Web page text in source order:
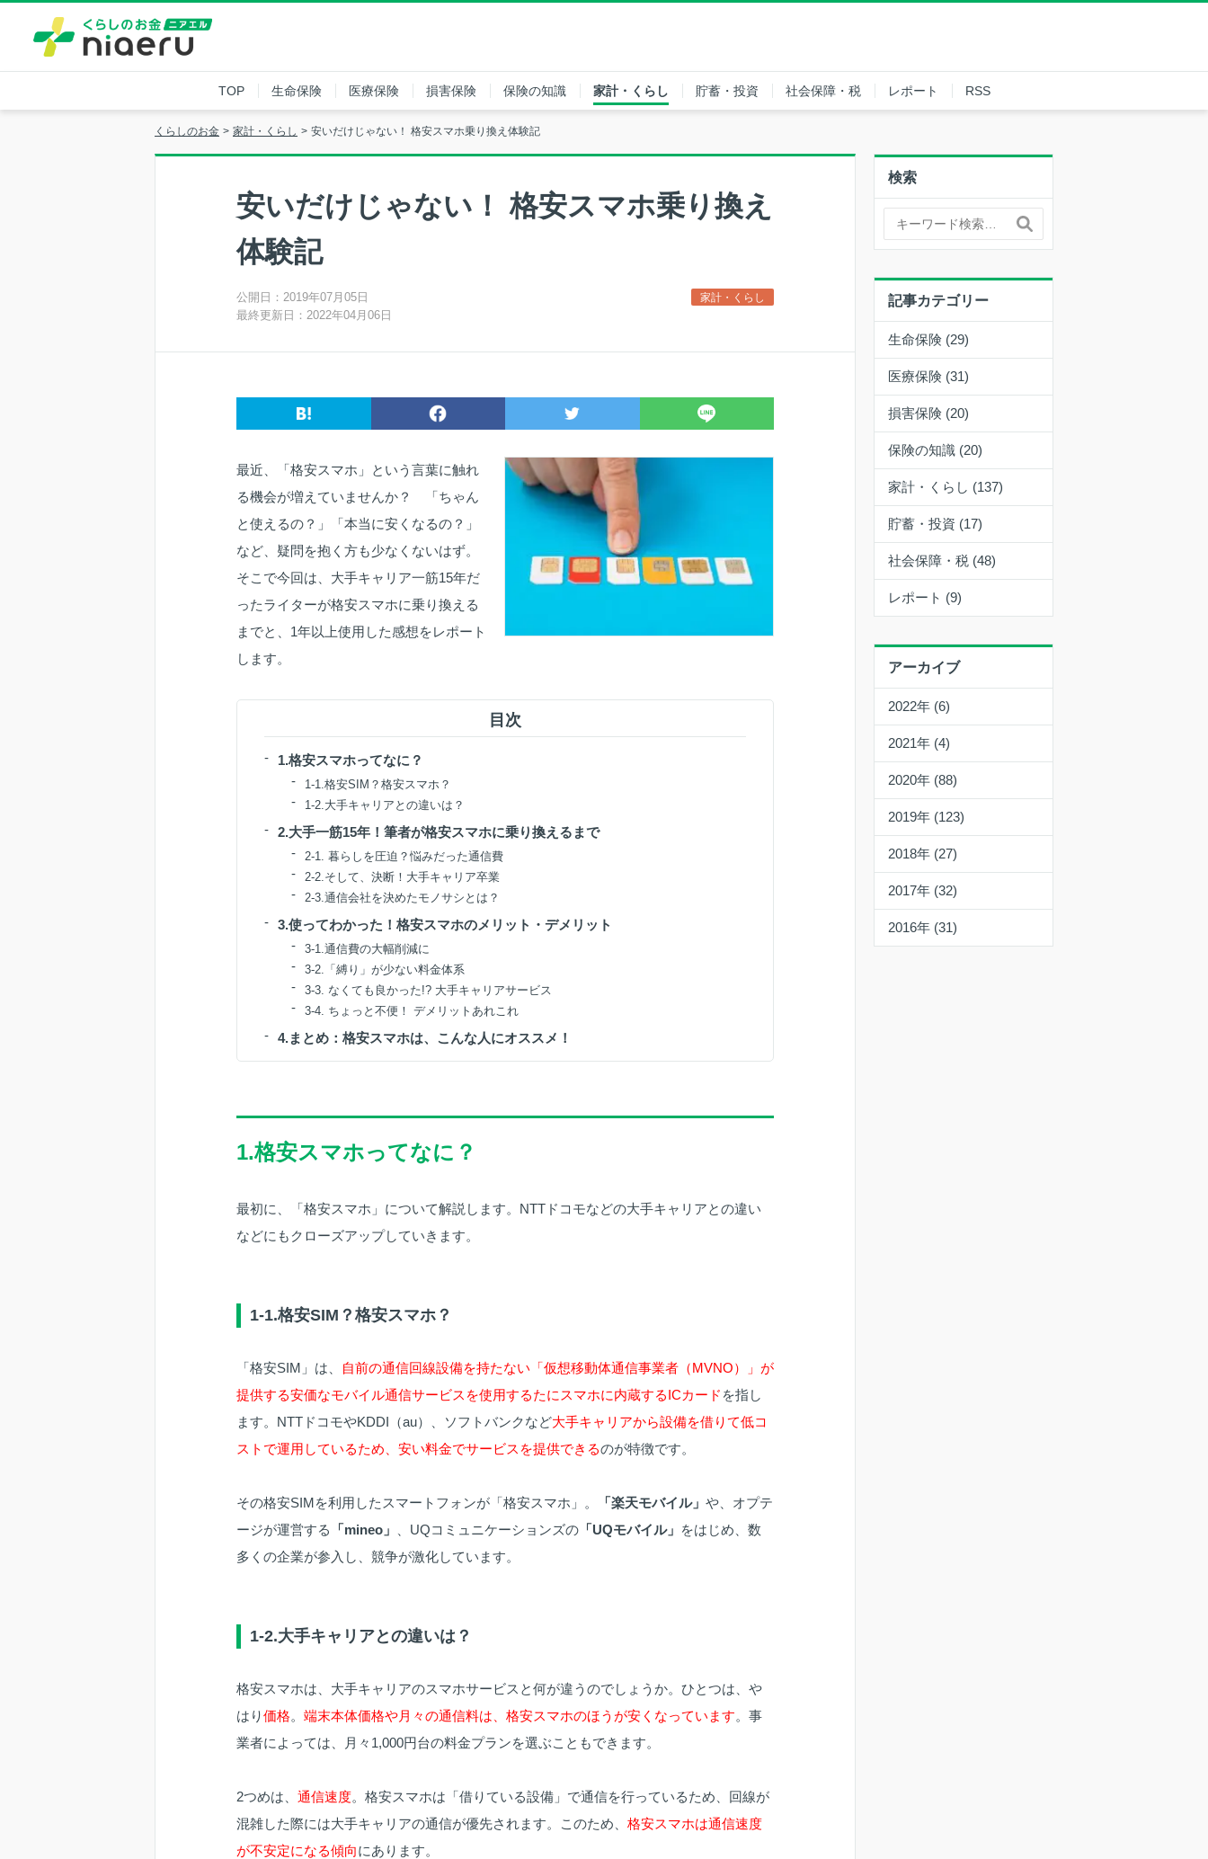
TOP 生命保険 医療保険 損害保険 保険の知識 家計・くらし 貯蓄・投資 社会保障・税 レポート RSS
くらしのお金 家計・くらし 安いだけじゃない！ 格安スマホ乗り換え体験記
安いだけじゃない！ 格安スマホ乗り換え
体験記
公開日：2019年07月05日
最終更新日：2022年04月06日
家計・くらし
最近、「格安スマホ」という言葉に触れ
る機会が増えていませんか？ 「ちゃん
と使えるの？」「本当に安くなるの？」
など、疑問を抱く方も少なくないはず。
そこで今回は、大手キャリア一筋15年だ
ったライターが格安スマホに乗り換える
までと、1年以上使用した感想をレポート
します。
目次
1.格安スマホってなに？
1-1.格安SIM？格安スマホ？
1-2.大手キャリアとの違いは？
2.大手一筋15年！筆者が格安スマホに乗り換えるまで
2-1. 暮らしを圧迫？悩みだった通信費
2-2.そして、決断！大手キャリア卒業
2-3.通信会社を決めたモノサシとは？
3.使ってわかった！格安スマホのメリット・デメリット
3-1.通信費の大幅削減に
3-2.「縛り」が少ない料金体系
3-3. なくても良かった!? 大手キャリアサービス
3-4. ちょっと不便！ デメリットあれこれ
4.まとめ：格安スマホは、こんな人にオススメ！
1.格安スマホってなに？
最初に、「格安スマホ」について解説します。NTTドコモなどの大手キャリアとの違い
などにもクローズアップしていきます。
1-1.格安SIM？格安スマホ？
「格安SIM」は、
自前の通信回線設備を持たない「仮想移動体通信事業者（MVNO）」が
提供する安価なモバイル通信サービスを使用するたにスマホに内蔵するICカード を指し
ます。NTTドコモやKDDI（au）、ソフトバンクなど大手キャリアから設備を借りて低コ
ストで運用しているため、安い料金でサービスを提供できるのが特徴です。
その格安SIMを利用したスマートフォンが「格安スマホ」。 「楽天モバイル」 や、オプテ
ージが運営する
「mineo」 、UQコミュニケーションズの 「UQモバイル」 をはじめ、数
多くの企業が参入し、競争が激化しています。
1-2.大手キャリアとの違いは？
格安スマホは、大手キャリアのスマホサービスと何が違うのでしょうか。ひとつは、や
はり価格。 端末本体価格や月々の通信料は、格安スマホのほうが安くなっています。事
業者によっては、月々1,000円台の料金プランを選ぶこともできます。
2つめは、 通信速度。格安スマホは「借りている設備」で通信を行っているため、回線が
混雑した際には大手キャリアの通信が優先されます。このため、 格安スマホは通信速度
が不安定になる傾向にあります。
検索
記事カテゴリー
生命保険 (29)
医療保険 (31)
損害保険 (20)
保険の知識 (20)
家計・くらし (137)
貯蓄・投資 (17)
社会保障・税 (48)
レポート (9)
アーカイブ
2022年 (6)
2021年 (4)
2020年 (88)
2019年 (123)
2018年 (27)
2017年 (32)
2016年 (31)